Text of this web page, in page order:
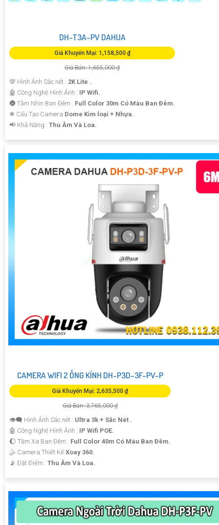
DH-T3A-PV DAHUA
Giá Khuyến Mại: 1,158,500 ₫
Giá Bán: 1,655,000 ₫
💯 Hình Ảnh Sắc nét : 2K Lite .
🤖️ Công Nghệ Hình Ảnh : IP Wifi.
🌚 Tầm Nhìn Ban Đêm : Full Color 30m Có Màu Ban Ðêm.
❄ Cấu Tạo Camera Dome Kim loại + Nhựa.
️📢 Khả Năng : Thu Âm Và Loa.
CAMERA WIFI 2 ỐNG KÍNH DH-P3D-3F-PV-P
Giá Khuyến Mại: 2,635,500 ₫
Giá Bán: 3,765,000 ₫
👁️‍🗨 Hình Ảnh Sắc nét : Ultra 3k + Sắc Nét .
🤖️ Công Nghệ Hình Ảnh : IP Wifi POE.
🌔 Tầm Xa Ban Đêm : Full Color 40m Có Màu Ban Ðêm.
🤹 Camera Thiết Kế Xoay 360.
️📡 Đặt Điểm : Thu Âm Và Loa.